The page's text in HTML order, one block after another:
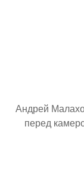
Андрей
перед